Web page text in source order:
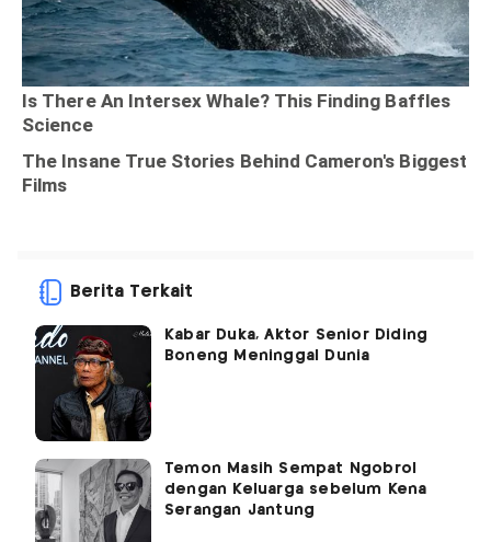
Berita Terkait
Kabar Duka, Aktor Senior Diding
Boneng Meninggal Dunia
Temon Masih Sempat Ngobrol
dengan Keluarga sebelum Kena
Serangan Jantung